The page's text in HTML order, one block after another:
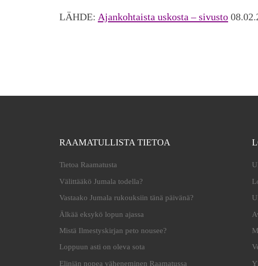
LÄHDE: Ajankohtaista uskosta – sivusto
RAAMATULLISTA TIETOA
Tietoa Raamatusta
Välittääkö Jumala todella?
Vastaako Jumala rukouksiin tänä päivänä?
Älkää eksykö lopun ajassa
Mistä Ilmestyskirjan peto nousee?
Loppuun asti on oleva sota
Eliniän nopea väheneminen Raamatussa